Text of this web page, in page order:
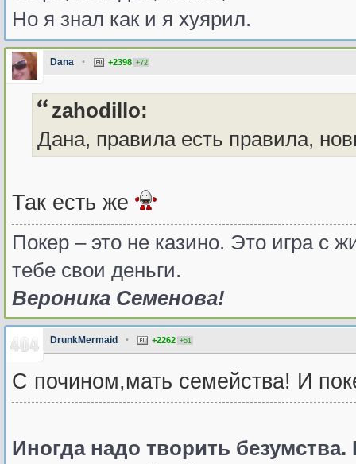
Но я знал как и я хуярил.
Dana • +2398 +72
zahodillo:
Дана, правила есть правила,
Так есть же
Покер – это не казино. Это игра с
тебе свои деньги.
Вероника Семенова!
DrunkMermaid • +2262 +51
С почином,мать семейства! И
Иногда надо творить